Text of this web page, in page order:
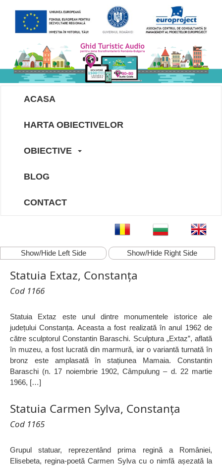
ACASA
HARTA OBIECTIVELOR
OBIECTIVE
BLOG
CONTACT
Show/Hide Left Side Show/Hide Right Side
Statuia Extaz, Constanța
Cod 1166
Statuia Extaz este unul dintre monumentele istorice ale
județului Constanța. Aceasta a fost realizată în anul 1962 de
către sculptorul Constantin Baraschi. Sculptura „Extaz”, aflată
în muzeu, a fost lucrată din marmură, iar o variantă turnată în
bronz este amplasată în stațiunea Mamaia. Constantin
Baraschi (n. 17 noiembrie 1902, Câmpulung – d. 22 martie
1966, […]
Statuia Carmen Sylva, Constanța
Cod 1165
Grupul statuar, reprezentând prima regină a României,
Elisebeta, regina-poetă Carmen Sylva cu o nimfă așezată la